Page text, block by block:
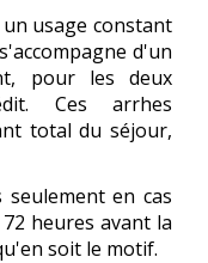
usage constant
d'un
pour les deux
Ces arrhes
total du séjour,
en cas
heures avant la
soit le motif.